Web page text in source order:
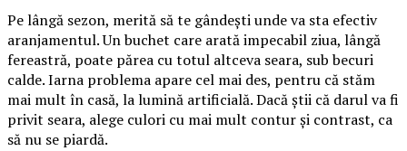
Pe lângă sezon, merită să te gândești unde va sta efectiv
aranjamentul. Un buchet care arată impecabil ziua, lângă
fereastră, poate părea cu totul altceva seara, sub becuri
calde. Iarna problema apare cel mai des, pentru că stăm
mai mult în casă, la lumină artificială. Dacă știi că darul va fi
privit seara, alege culori cu mai mult contur și contrast, ca
să nu se piardă.